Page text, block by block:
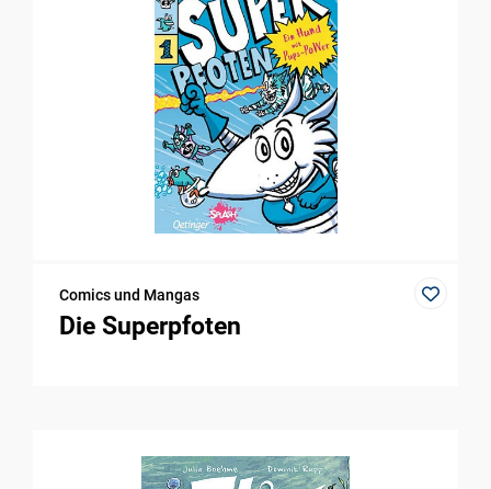
Comics und Mangas
Die Superpfoten